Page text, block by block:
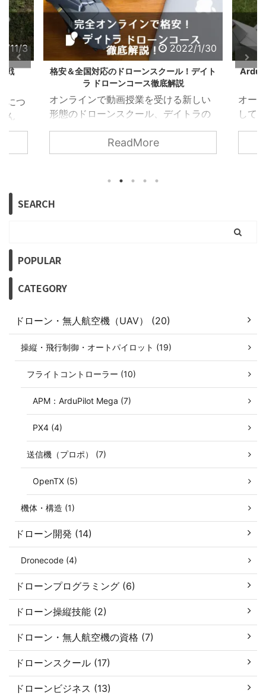
2022/1/30
格安＆全国対応のドローンスクール！デイト
ラ ドローンコース徹底解説
オンラインで動画授業を受ける新しい
形態のドローンスクール、デイトラの
ドローンコースについて、カリキュラ
ムや価格、長所・短所を解説します。
受講料が安い上にいつでもどこでも学
ReadMore
ArduPilotによる
オープンソー
して有名な
比較しての解
縦性の向上に
SEARCH
POPULAR
CATEGORY
ドローン・無人航空機（UAV） (20)
操縦・飛行制御・オートパイロット (19)
フライトコントローラー (10)
APM：ArduPilot Mega (7)
PX4 (4)
送信機（プロポ） (7)
OpenTX (5)
機体・構造 (1)
ドローン開発 (14)
Dronecode (4)
ドローンプログラミング (6)
ドローン操縦技能 (2)
ドローン・無人航空機の資格 (7)
ドローンスクール (17)
ドローンビジネス (13)